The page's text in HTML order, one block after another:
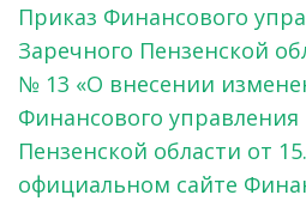
Приказ Финансового
Заречного Пензенской
№ 13 «О внесении
Финансового управления
Пензенской области от
официальном сайте